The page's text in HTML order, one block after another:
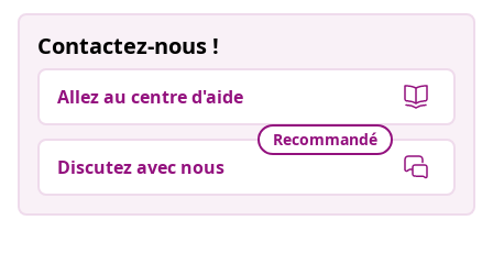
Contactez-nous !
Allez au centre d'aide
Recommandé
Discutez avec nous